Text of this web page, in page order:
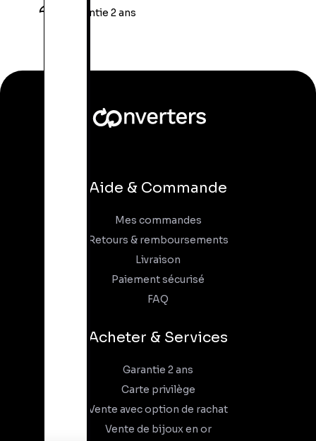
Garantie 2 ans
Aide & Commande
Mes commandes
Retours & remboursements
Livraison
Paiement sécurisé
FAQ
Acheter & Services
Garantie 2 ans
Carte privilège
Vente avec option de rachat
Vente de bijoux en or